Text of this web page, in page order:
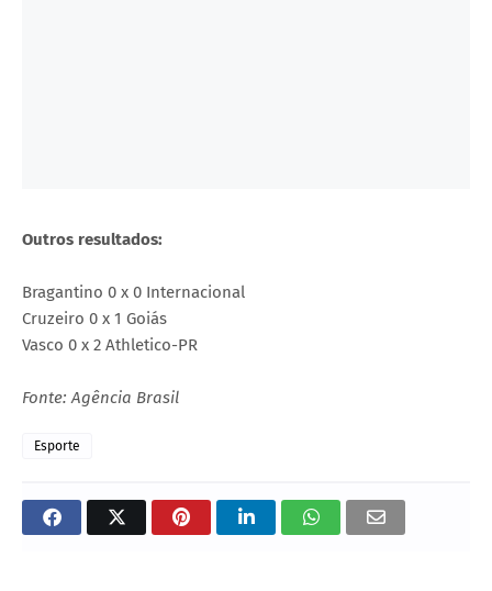
Outros resultados:
Bragantino 0 x 0 Internacional
Cruzeiro 0 x 1 Goiás
Vasco 0 x 2 Athletico-PR
Fonte: Agência Brasil
Esporte